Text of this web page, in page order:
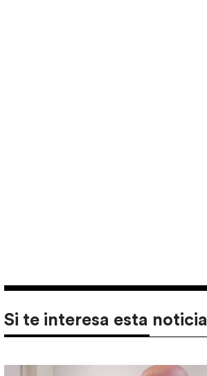
Si te interesa esta noticia